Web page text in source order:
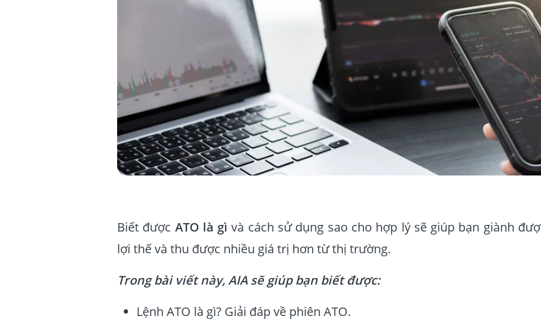
Biết được ATO là gìvà cách sử dụng sao cho hợp lý sẽ giúp bạn giành
lợi thế và thu được nhiều giá trị hơn từ thị trường.
Trong bài viết này, AIA sẽ giúp bạn biết được:
Lệnh ATO là gì? Giải đáp về phiên ATO.